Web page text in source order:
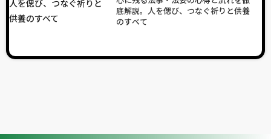
底解説。人を偲び、つなぐ祈りと供養
のすべて